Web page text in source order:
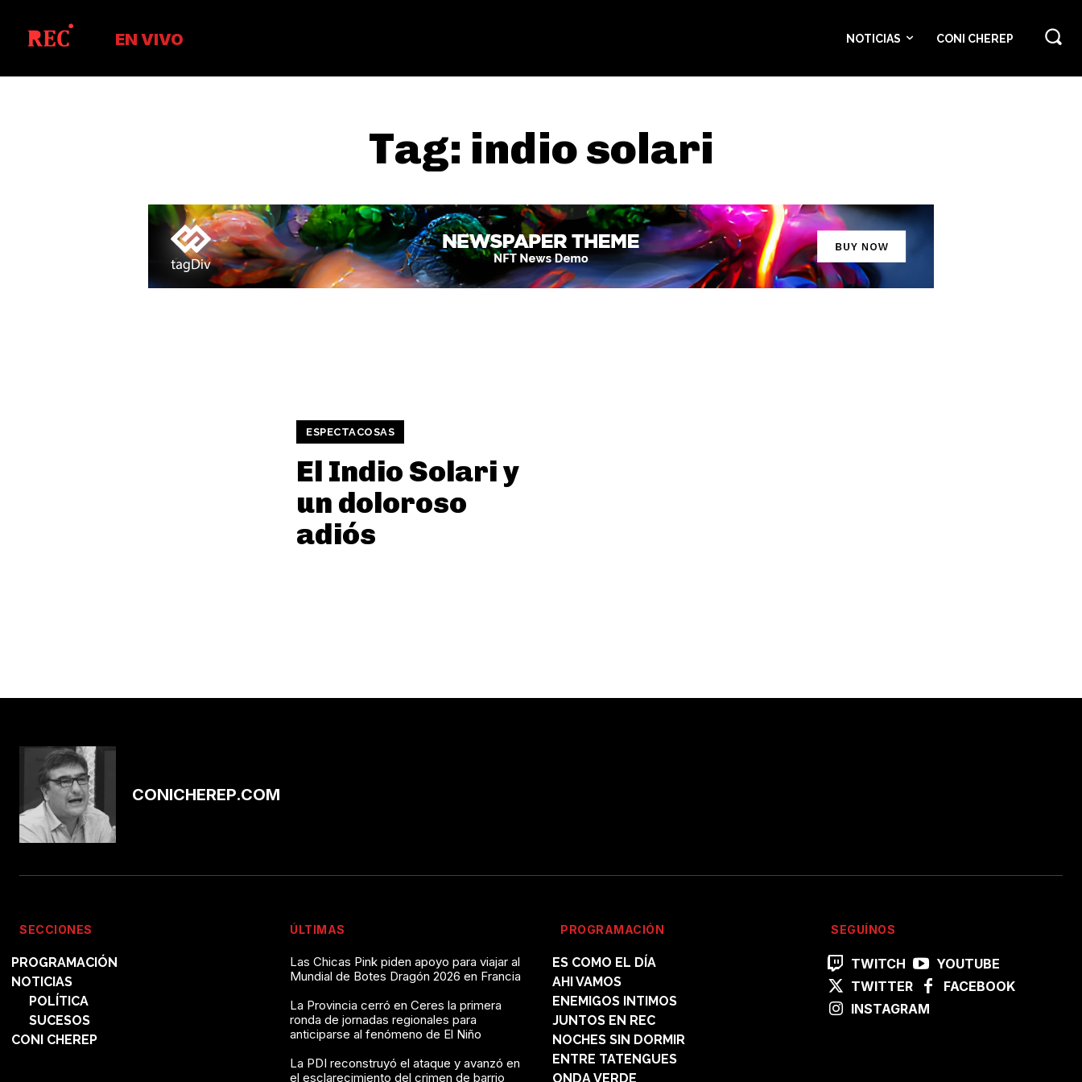
EN VIVO NOTICIAS CONI CHEREP
Tag: indio solari
ESPECTACOSAS
El Indio Solari y
un doloroso
adiós
CONICHEREP.COM
SECCIONES
PROGRAMACIÓN
NOTICIAS
POLÍTICA
SUCESOS
CONI CHEREP
ÚLTIMAS
Las Chicas Pink piden apoyo para viajar al
Mundial de Botes Dragón 2026 en Francia
La Provincia cerró en Ceres la primera
ronda de jornadas regionales para
anticiparse al fenómeno de El Niño
La PDI reconstruyó el ataque y avanzó en
el esclarecimiento del crimen de barrio
PROGRAMACIÓN
ES COMO EL DÍA
AHI VAMOS
ENEMIGOS INTIMOS
JUNTOS EN REC
NOCHES SIN DORMIR
ENTRE TATENGUES
ONDA VERDE
SEGUÍNOS
TWITCH
YOUTUBE
TWITTER
FACEBOOK
INSTAGRAM